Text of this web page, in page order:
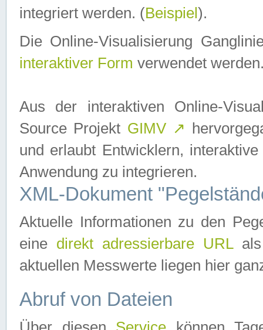
integriert werden. (Beispiel ).
Die Online-Visualisierung
interaktiver Form verwendet
Aus der interaktiven Online-
Source Projekt GIMV ↗
und erlaubt Entwicklern,
Anwendung zu integrieren.
XML-Dokument
Aktuelle Informationen zu den
eine direkt adressierbare URLals
aktuellen Messwerte liegen hier
Abruf von Dateien